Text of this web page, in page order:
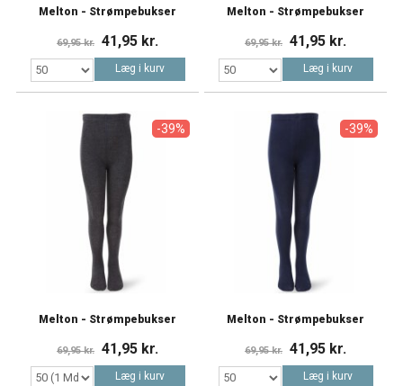
Melton - Strømpebukser
69,95 kr. 41,95 kr.
Læg i kurv
Melton - Strømpebukser
69,95 kr. 41,95 kr.
Læg i kurv
-39%
Melton - Strømpebukser
69,95 kr. 41,95 kr.
Læg i kurv
-39%
Melton - Strømpebukser
69,95 kr. 41,95 kr.
Læg i kurv